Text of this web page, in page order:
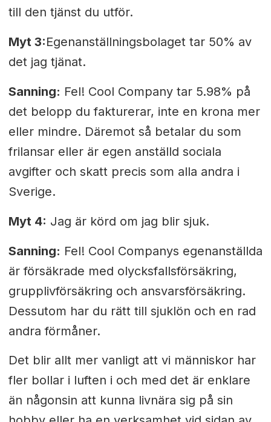
till den tjänst du utför.
Myt 3:Egenanställningsbolaget tar 50% av
det jag tjänat.
Sanning: Fel! Cool Company tar 5.98% på
det belopp du fakturerar, inte en krona mer
eller mindre. Däremot så betalar du som
frilansar eller är egen anställd sociala
avgifter och skatt precis som alla andra i
Sverige.
Myt 4: Jag är körd om jag blir sjuk.
Sanning: Fel! Cool Companys egenanställda
är försäkrade med olycksfallsförsäkring,
grupplivförsäkring och ansvarsförsäkring.
Dessutom har du rätt till sjuklön och en rad
andra förmåner.
Det blir allt mer vanligt att vi människor har
fler bollar i luften i och med det är enklare
än någonsin att kunna livnära sig på sin